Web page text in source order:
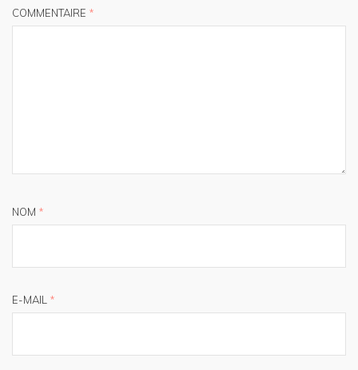
COMMENTAIRE *
NOM *
E-MAIL *